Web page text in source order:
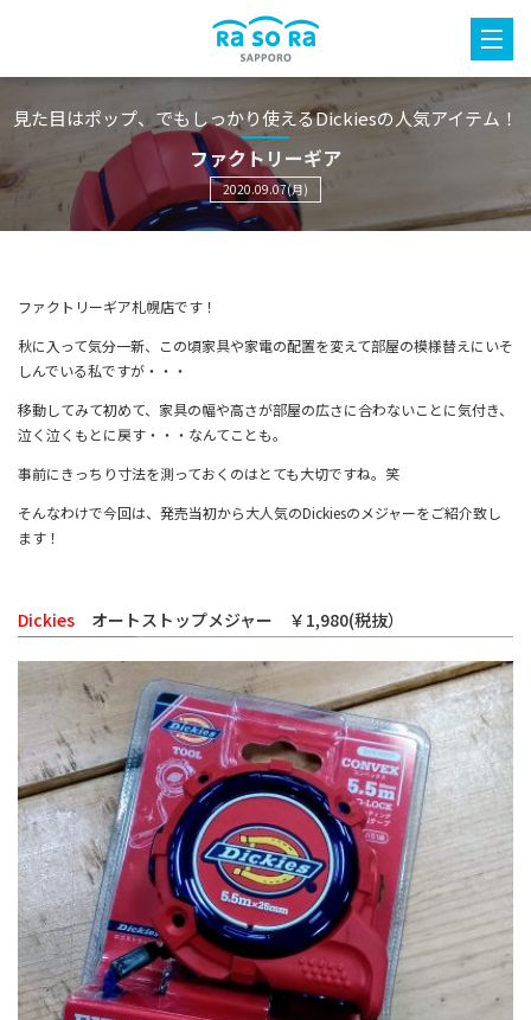
見た目はポップ、でもしっかり使えるDickiesの人気アイテム！
ファクトリーギア
2020.09.07(月)
ファクトリーギア札幌店です！
秋に入って気分一新、この頃家具や家電の配置を変えて部屋の模様替えにいそ
しんでいる私ですが・・・
移動してみて初めて、家具の幅や高さが部屋の広さに合わないことに気付き、
泣く泣くもとに戻す・・・なんてことも。
事前にきっちり寸法を測っておくのはとても大切ですね。笑
そんなわけで今回は、発売当初から大人気のDickiesのメジャーをご紹介致し
ます！
Dickies オートストップメジャー ￥1,980(税抜）